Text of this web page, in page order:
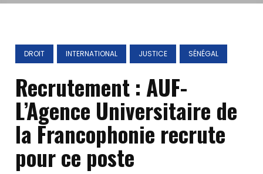
DROIT INTERNATIONAL JUSTICE SÉNÉGAL
Recrutement : AUF-
L’Agence Universitaire de
la Francophonie recrute
pour ce poste